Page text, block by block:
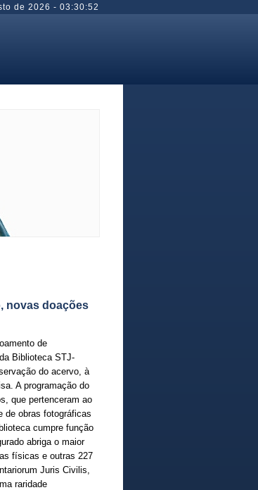
de 2026 - 03:30:53
novas doações
de
Biblioteca STJ-
do acervo, à
A programação do
que pertenceram ao
de obras fotográficas
cumpre função
abriga o maior
físicas e outras 227
Juris Civilis,
raridade